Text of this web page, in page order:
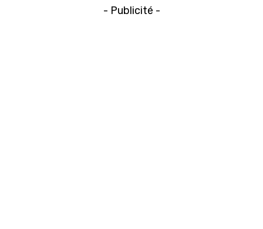
- Publicité -